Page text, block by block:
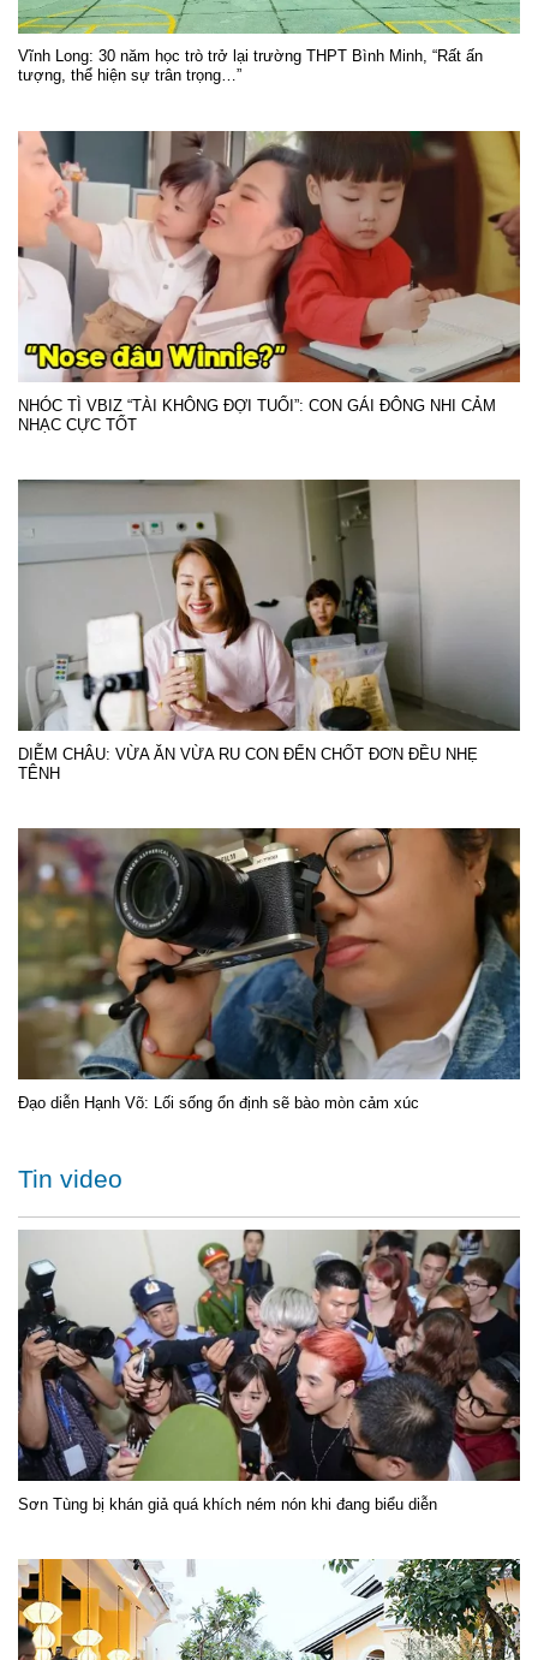
Vĩnh Long: 30 năm học trò trở lại trường THPT Bình Minh, “Rất ấn
tượng, thể hiện sự trân trọng…”
NHÓC TÌ VBIZ “TÀI KHÔNG ĐỢI TUỔI”: CON GÁI ĐÔNG NHI CẢM
NHẠC CỰC TỐT
DIỄM CHÂU: VỪA ĂN VỪA RU CON ĐẾN CHỐT ĐƠN ĐỀU NHẸ
TÊNH
Đạo diễn Hạnh Võ: Lối sống ổn định sẽ bào mòn cảm xúc
Tin video
Sơn Tùng bị khán giả quá khích ném nón khi đang biểu diễn